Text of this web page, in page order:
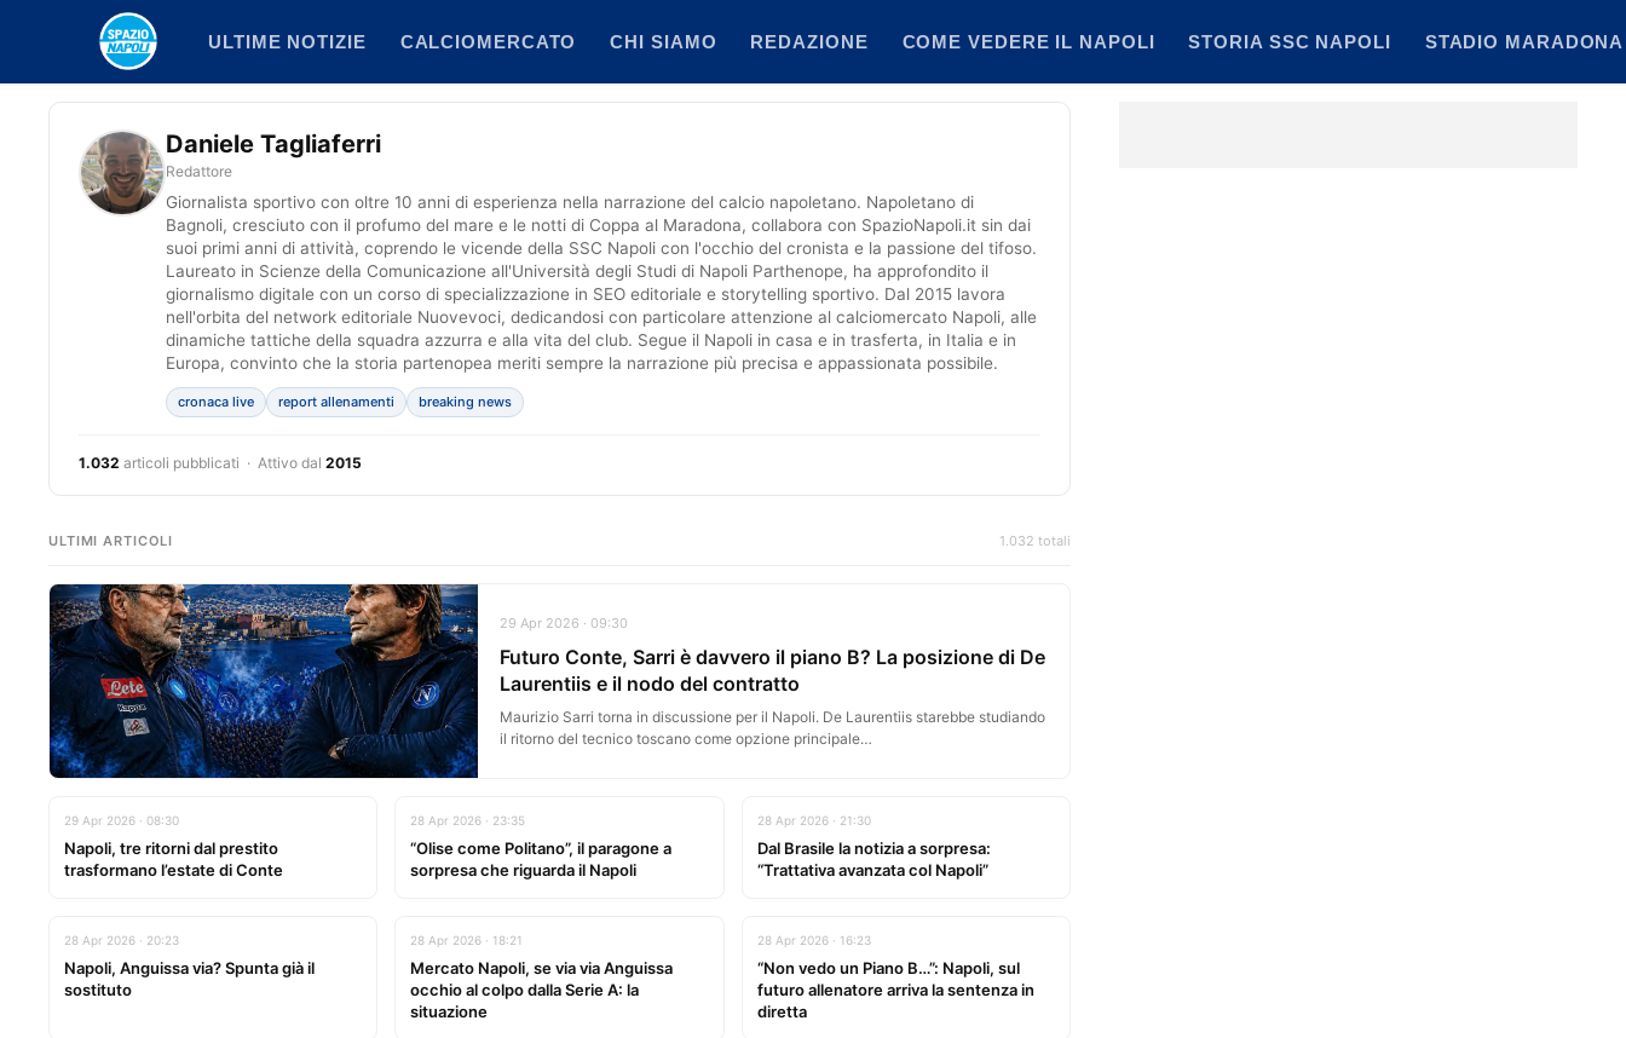
ULTIME NOTIZIE CALCIOMERCATO CHI SIAMO REDAZIONE COME VEDERE IL NAPOLI STORIA SSC NAPOLI STADIO MARADONA
Daniele Tagliaferri
Redattore
Giornalista sportivo con oltre 10 anni di esperienza nella narrazione del calcio napoletano. Napoletano di
Bagnoli, cresciuto con il profumo del mare e le notti di Coppa al Maradona, collabora con SpazioNapoli.it sin dai
suoi primi anni di attività, coprendo le vicende della SSC Napoli con l'occhio del cronista e la passione del tifoso.
Laureato in Scienze della Comunicazione all'Università degli Studi di Napoli Parthenope, ha approfondito il
giornalismo digitale con un corso di specializzazione in SEO editoriale e storytelling sportivo. Dal 2015 lavora
nell'orbita del network editoriale Nuovevoci, dedicandosi con particolare attenzione al calciomercato Napoli, alle
dinamiche tattiche della squadra azzurra e alla vita del club. Segue il Napoli in casa e in trasferta, in Italia e in
Europa, convinto che la storia partenopea meriti sempre la narrazione più precisa e appassionata possibile.
cronaca live report allenamenti breaking news
1.032 articoli pubblicati · Attivo dal 2015
ULTIMI ARTICOLI 1.032 totali
29 Apr 2026 · 09:30
Futuro Conte, Sarri è davvero il piano B? La posizione di De
Laurentiis e il nodo del contratto
Maurizio Sarri torna in discussione per il Napoli. De Laurentiis starebbe studiando
il ritorno del tecnico toscano come opzione principale…
29 Apr 2026 · 08:30
Napoli, tre ritorni dal prestito
trasformano l’estate di Conte
28 Apr 2026 · 23:35
“Olise come Politano”, il paragone a
sorpresa che riguarda il Napoli
28 Apr 2026 · 21:30
Dal Brasile la notizia a sorpresa:
“Trattativa avanzata col Napoli”
28 Apr 2026 · 20:23
Napoli, Anguissa via? Spunta già il
sostituto
28 Apr 2026 · 18:21
Mercato Napoli, se via via Anguissa
occhio al colpo dalla Serie A: la
situazione
28 Apr 2026 · 16:23
“Non vedo un Piano B…”: Napoli, sul
futuro allenatore arriva la sentenza in
diretta